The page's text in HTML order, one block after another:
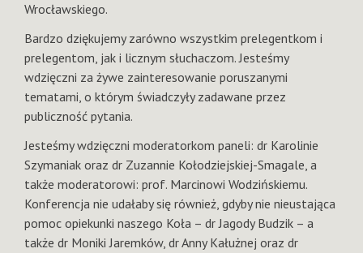
Wrocławskiego.
Bardzo dziękujemy zarówno wszystkim prelegentkom i
prelegentom, jak i licznym słuchaczom. Jesteśmy
wdzięczni za żywe zainteresowanie poruszanymi
tematami, o którym świadczyły zadawane przez
publiczność pytania.
Jesteśmy wdzięczni moderatorkom paneli: dr Karolinie
Szymaniak oraz dr Zuzannie Kołodziejskiej-Smagale, a
także moderatorowi: prof. Marcinowi Wodzińskiemu.
Konferencja nie udałaby się również, gdyby nie nieustająca
pomoc opiekunki naszego Koła – dr Jagody Budzik – a
także dr Moniki Jaremków, dr Anny Kałużnej oraz dr